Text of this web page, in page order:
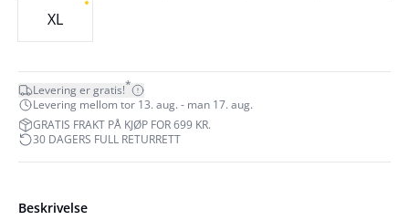
XL
Levering er gratis!*
Levering mellom tor 13. aug. - man 17. aug.
GRATIS FRAKT PÅ KJØP FOR 699 KR.
30 DAGERS FULL RETURRETT
Beskrivelse